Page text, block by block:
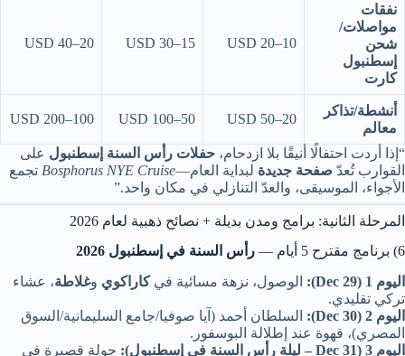
نفقات
مواصلات/
شحن
إسطنبول
كارت
10–20 USD
15–30 USD
20–40 USD
أنشطة/تذاكر
معالم
20–50 USD
50–100 USD
100–200 USD
“إذا أردت احتفالًا أنيقًا بلا ازدحام، حفلات رأس السنة إسطنبول على
القوارب تُعدّ صفحة جديدة لبداية العام—Bosphorus NYE Cruise تجمع
الأجواء، الموسيقى، والعدّ التنازلي في مكان واحد.”
المرحلة الثانية: برامج ومدن بديلة + نصائح ذهبية لعام 2026
6) برنامج مقترح 5 أيام —
رأس السنة في إسطنبول 2026
اليوم 1 (29 Dec):
الوصول، نزهة مسائية فيكاراكوي وغلاطة، عشاء
تركي تقليدي.
اليوم 2 (30 Dec):
السلطان أحمد (آيا صوفيا/جامع السليمانية/السوق
المصري)، قهوة عند إطلالة البوسفور.
اليوم 3 (31 Dec – ليلة رأس السنة في إسطنبول):
جولة قصيرة في